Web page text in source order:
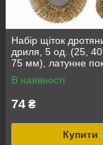
Набір щіток
дриля, 5 од. (25,
75 мм), латунне
INTERTOOL BT-0501
В наявності
74 ₴
Купити